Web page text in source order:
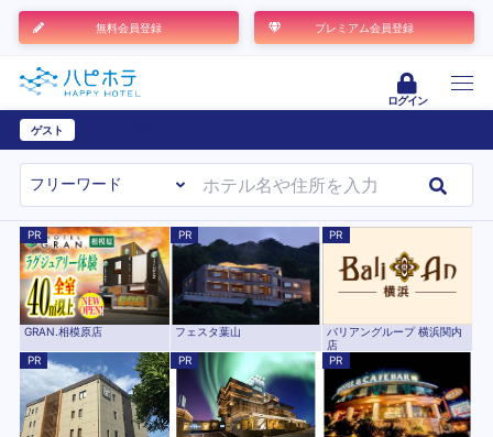
無料会員登録 プレミアム会員登録
ログイン
ゲスト
PR
GRAN.相模原店
PR
フェスタ葉山
PR
バリアングループ 横浜関内
店
PR
PR PR